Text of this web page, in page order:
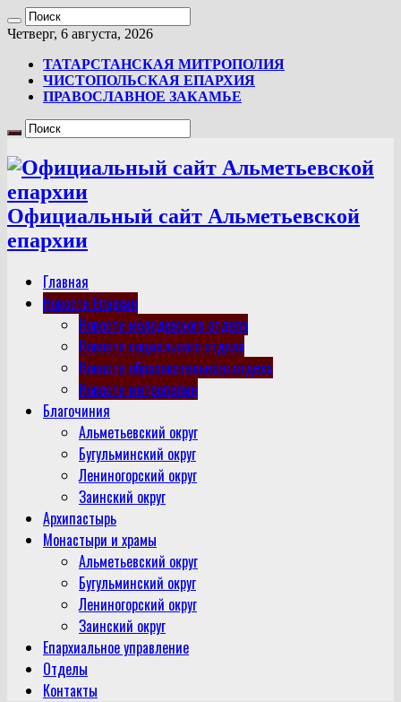
Четверг, 6 августа, 2026
ТАТАРСТАНСКАЯ МИТРОПОЛИЯ
ЧИСТОПОЛЬСКАЯ ЕПАРХИЯ
ПРАВОСЛАВНОЕ ЗАКАМЬЕ
Официальный сайт Альметьевской
епархии
Главная
Новости Епархии
Новости молодежного отдела
Новости социального отдела
Новости образовательного отдела
Новости митрополии
Благочиния
Альметьевский округ
Бугульминский округ
Лениногорский округ
Заинский округ
Архипастырь
Монастыри и храмы
Альметьевский округ
Бугульминский округ
Лениногорский округ
Заинский округ
Епархиальное управление
Отделы
Контакты